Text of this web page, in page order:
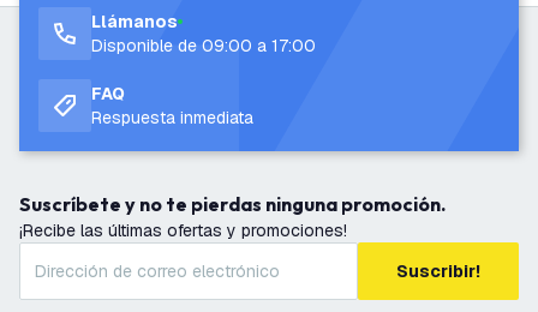
Llámanos
Disponible de 09:00 a 17:00
FAQ
Respuesta inmediata
Suscríbete y no te pierdas ninguna promoción.
¡Recibe las últimas ofertas y promociones!
Suscribir!